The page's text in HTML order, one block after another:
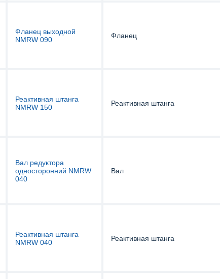
Фланец выходной
NMRW 090
Фланец
Реактивная штанга
NMRW 150
Реактивная штанга
Вал редуктора
односторонний NMRW
040
Вал
Реактивная штанга
NMRW 040
Реактивная штанга